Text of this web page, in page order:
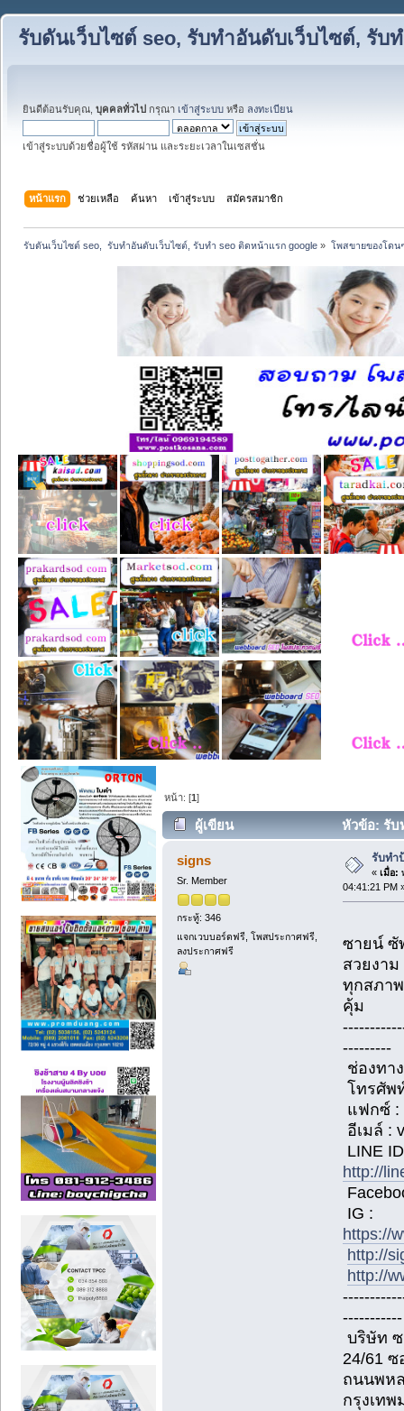
รับดันเว็บไซต์ seo, รับทำอันดับเว็บไซต์, รับ
ยินดีต้อนรับคุณ, บุคคลทั่วไป กรุณา เข้าสู่ระบบ หรือ ลงทะเบียน
เข้าสู่ระบบด้วยชื่อผู้ใช้ รหัสผ่าน และระยะเวลาในเซสชั่น
หน้าแรก ช่วยเหลือ ค้นหา เข้าสู่ระบบ สมัครสมาชิก
รับดันเว็บไซต์ seo,  รับทำอันดับเว็บไซต์, รับทำ seo ติดหน้าแรก google » โพสขายของโดน
หน้า: [1]
ผู้เขียน หัวข้อ: รับ
signs
Sr. Member
กระทู้: 346
แจกเวบบอร์ดฟรี, โพสประกาศฟรี,
ลงประกาศฟรี
รับทำ
« เมื่อ:
04:41:21 PM
ซายน์ ซั
สวยงา
ทุกสภา
คุ้ม
---------
ช่องทา
โทรศัพ
แฟกซ์ :
อีเมล์ :
LINE
http://
IG :
https://
http://
http://
-----------
บริษัท
24/61
ถนนพห
กรุงเทพ